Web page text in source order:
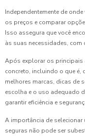
Independentemente de
os preços e comparar
Isso assegura que você
às suas necessidades,
Após explorar os principais
concreto, incluindo o que é,
melhores marcas, dicas de
escolha e o uso adequado
garantir eficiência e
A importância de
seguras não pode ser